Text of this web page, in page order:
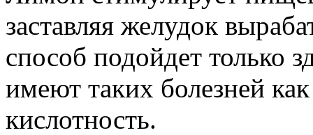
заставляя желудок
способ подойдет только
имеют таких болезней
кислотность.